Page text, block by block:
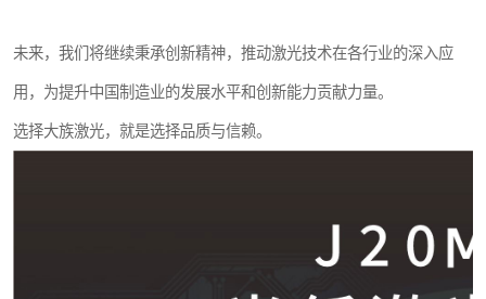
未来，我们将继续秉承创新精神，推动激光技术在各行业的深入应
用，为提升中国制造业的发展水平和创新能力贡献力量。
选择大族激光，就是选择品质与信赖。